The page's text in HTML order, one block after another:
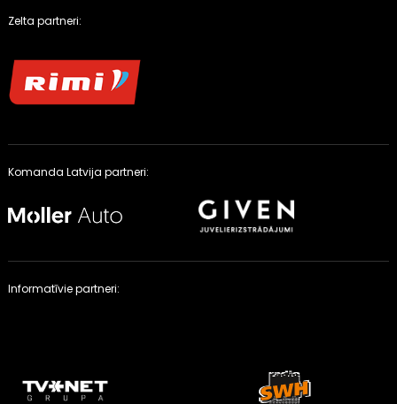
Zelta partneri:
Komanda Latvija partneri:
Informatīvie partneri: